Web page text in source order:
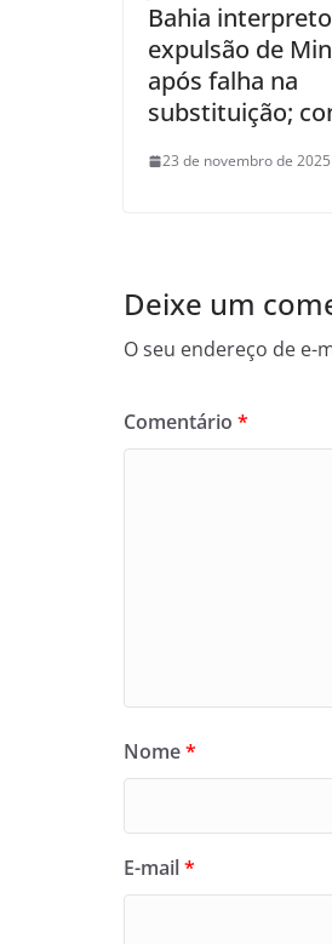
Bahia
expulsão de
após falha na
substituição;
23 de novembro de 2025
Deixe um
O seu endereço de e-
Comentário *
Nome*
E-mail*